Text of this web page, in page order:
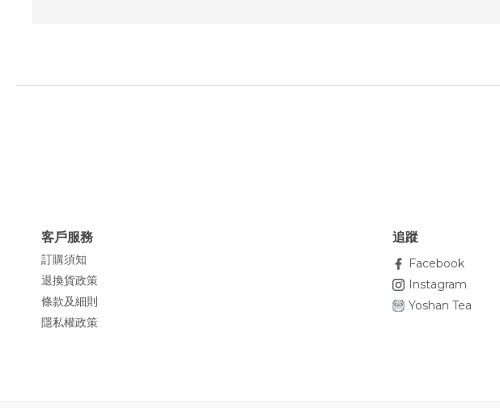
客戶服務
訂購須知
退換貨政策
條款及細則
隱私權政策
追蹤
Facebook
Instagram
Yoshan Tea